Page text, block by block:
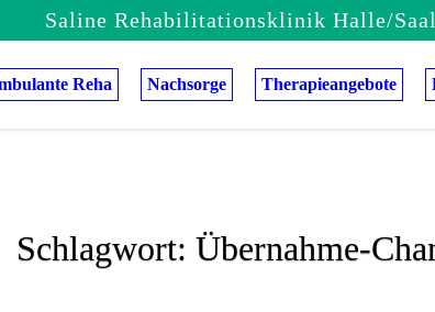
Saline Rehabilitationsklinik Halle/
Reha Nachsorge Therapieangebote
Schlagwort: Übernahme-